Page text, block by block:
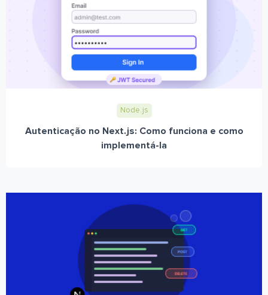
Node.js
Autenticação no Next.js: Como funciona e como
implementá-la